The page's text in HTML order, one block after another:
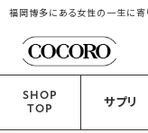
福岡博多にある女性の一生に寄
SHOP
TOP
サプリ